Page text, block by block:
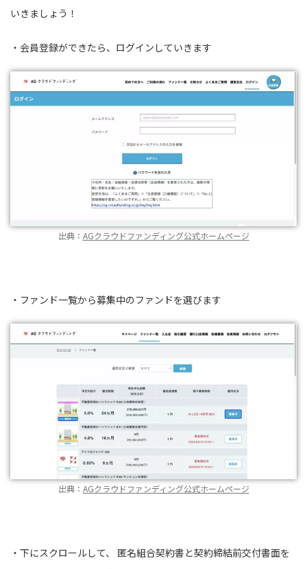
いきましょう！
・会員登録ができたら、ログインしていきます
出典： AGクラウドファンディング公式ホームページ
・ファンド一覧から募集中のファンドを選びます
出典： AGクラウドファンディング公式ホームページ
・下にスクロールして、 匿名組合契約書と契約締結前交付書面を